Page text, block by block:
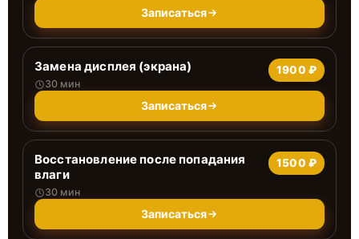
Записаться
Замена дисплея (экрана)
30 мин
1900 ₽
Записаться
Восстановление после попадания
влаги
30 мин
1500 ₽
Записаться